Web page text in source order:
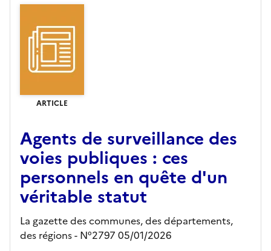
ARTICLE
Agents de surveillance des
voies publiques : ces
personnels en quête d'un
véritable statut
La gazette des communes, des départements,
des régions - N°2797 05/01/2026